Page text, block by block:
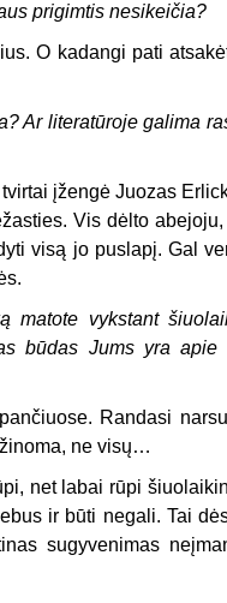
prigimtis nesikeičia?
O kadangi pati
Ar literatūroje galima
įžengė Juozas
Vis dėlto
visą jo puslapį. Gal
vykstant
būdas Jums yra
Randasi
ne visų…
net labai rūpi
ir būti negali. Tai
sugyvenimas